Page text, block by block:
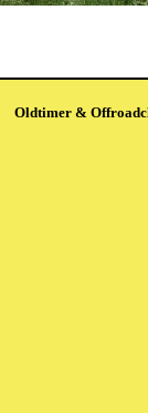
Oldtimer &